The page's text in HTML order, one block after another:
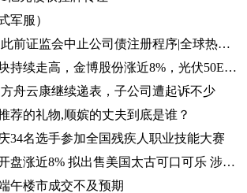
军服）
万达美元债下跌 此前证监会中止公司债注册程序|全球热资讯
最资讯丨光伏板块持续走高，金博股份涨近8%，光伏50ETF（516880）6月8日来累计反弹近10%丨ETF观察
舟云康继续递表，子公司遭起诉不少
荐的礼物,顺嫔的丈夫到底是谁？
34名选手参加全国残疾人职业技能大赛
焦点热议:太古A开盘涨近8% 拟出售美国太古可口可乐 涉资304亿港元
午楼市成交不及预期